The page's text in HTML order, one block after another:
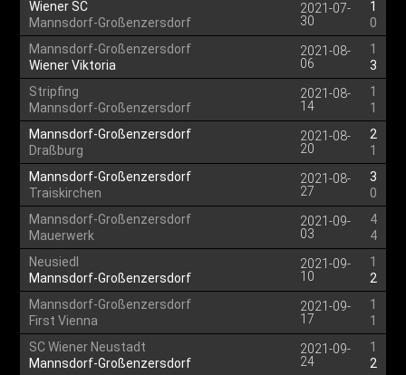
Wiener SC
Mannsdorf-Großenzersdorf
2021-07-
30
1
0
Mannsdorf-Großenzersdorf
Wiener Viktoria
2021-08-
06
1
3
Stripfing
Mannsdorf-Großenzersdorf
2021-08-
14
1
1
Mannsdorf-Großenzersdorf
Draßburg
2021-08-
20
2
1
Mannsdorf-Großenzersdorf
Traiskirchen
2021-08-
27
3
0
Mannsdorf-Großenzersdorf
Mauerwerk
2021-09-
03
4
4
Neusiedl
Mannsdorf-Großenzersdorf
2021-09-
10
1
2
Mannsdorf-Großenzersdorf
First Vienna
2021-09-
17
1
1
SC Wiener Neustadt
Mannsdorf-Großenzersdorf
2021-09-
24
1
2